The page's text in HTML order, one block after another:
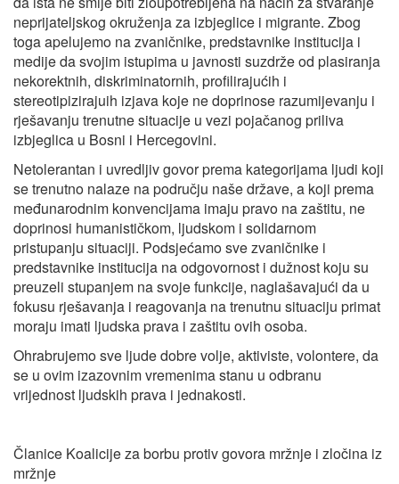
neprijateljskog okruženja za izbjeglice i migrante. Zbog
toga apelujemo na zvaničnike, predstavnike institucija i
medije da svojim istupima u javnosti suzdrže od plasiranja
nekorektnih, diskriminatornih, profilirajućih i
stereotipizirajuih izjava koje ne doprinose razumijevanju i
rješavanju trenutne situacije u vezi pojačanog priliva
izbjeglica u Bosni i Hercegovini.
Netolerantan i uvredljiv govor prema kategorijama ljudi koji
se trenutno nalaze na području naše države, a koji prema
međunarodnim konvencijama imaju pravo na zaštitu, ne
doprinosi humanističkom, ljudskom i solidarnom
pristupanju situaciji. Podsjećamo sve zvaničnike i
predstavnike institucija na odgovornost i dužnost koju su
preuzeli stupanjem na svoje funkcije, naglašavajući da u
fokusu rješavanja i reagovanja na trenutnu situaciju primat
moraju imati ljudska prava i zaštitu ovih osoba.
Ohrabrujemo sve ljude dobre volje, aktiviste, volontere, da
se u ovim izazovnim vremenima stanu u odbranu
vrijednost ljudskih prava i jednakosti.
Članice Koalicije za borbu protiv govora mržnje i zločina iz
mržnje